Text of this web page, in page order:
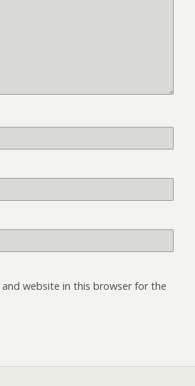
and website in this browser for the